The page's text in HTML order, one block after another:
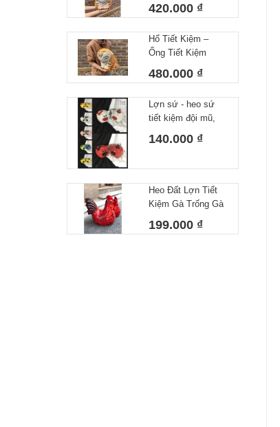
420.000 ₫
Hổ Tiết Kiệm –
Ống Tiết Kiệm
Hình Con Hổ Gốm
Sứ Bát Tràng
480.000 ₫
Lợn sứ - heo sứ
tiết kiệm đội mũ,
đeo nơ Bát Tràng
140.000 ₫
Heo Đất Lợn Tiết
Kiệm Gà Trống Gà
Mái Bát Tràng Màu
Đỏ
199.000 ₫